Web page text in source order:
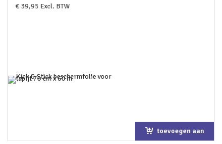
€ 39,95 Excl. BTW
toevoegen aan